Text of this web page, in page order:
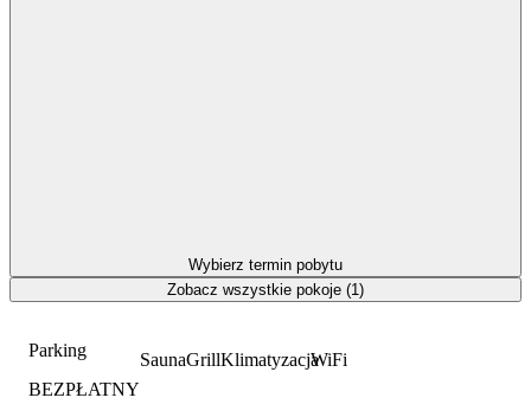
Parking
BEZPŁATNY
SaunaGrillKlimatyzacjaWiFi
Wybierz termin pobytu
Zobacz wszystkie pokoje (1)